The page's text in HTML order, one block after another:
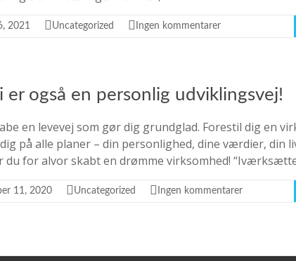
2021 Uncategorized Ingen kommentarer
også en personlig udviklingsvej!
en levevej som gør dig grundglad. Forestil dig en
på alle planer – din personlighed, dine værdier, din
du for alvor skabt en drømme virksomhed!
11, 2020 Uncategorized Ingen kommentarer